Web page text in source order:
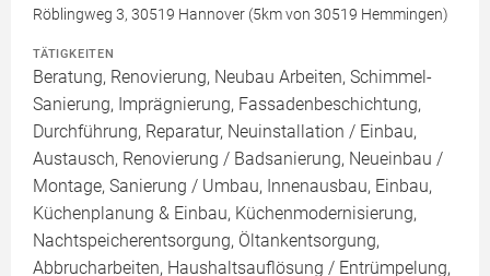
Röblingweg 3, 30519 Hannover (5km von 30519 Hemmingen)
TÄTIGKEITEN
Beratung, Renovierung, Neubau Arbeiten, Schimmel-
Sanierung, Imprägnierung, Fassadenbeschichtung,
Durchführung, Reparatur, Neuinstallation / Einbau,
Austausch, Renovierung / Badsanierung, Neueinbau /
Montage, Sanierung / Umbau, Innenausbau, Einbau,
Küchenplanung & Einbau, Küchenmodernisierung,
Nachtspeicherentsorgung, Öltankentsorgung,
Abbrucharbeiten, Haushaltsauflösung / Entrümpelung,